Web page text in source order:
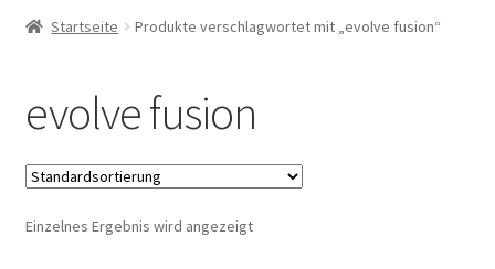
öffnen
Vorsicht Internetbetrug
Über FunShop
Impressum
Startseite Produkte verschlagwortet mit „evolve fusion“
evolve fusion
Einzelnes Ergebnis wird angezeigt